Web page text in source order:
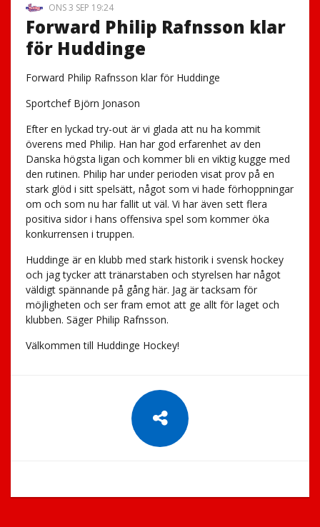
ONS 3 SEP 19:24
Forward Philip Rafnsson klar
för Huddinge
Forward Philip Rafnsson klar för Huddinge
Sportchef Björn Jonason
Efter en lyckad try-out är vi glada att nu ha kommit
överens med Philip. Han har god erfarenhet av den
Danska högsta ligan och kommer bli en viktig kugge med
den rutinen. Philip har under perioden visat prov på en
stark glöd i sitt spelsätt, något som vi hade förhoppningar
om och som nu har fallit ut väl. Vi har även sett flera
positiva sidor i hans offensiva spel som kommer öka
konkurrensen i truppen.
Huddinge är en klubb med stark historik i svensk hockey
och jag tycker att tränarstaben och styrelsen har något
väldigt spännande på gång här. Jag är tacksam för
möjligheten och ser fram emot att ge allt för laget och
klubben. Säger Philip Rafnsson.
Välkommen till Huddinge Hockey!